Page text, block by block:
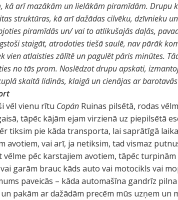
kā arī mazākām un lielākām piramīdām. Drupu
struktūras, kā arī dažādas cilvēku, dzīvnieku
piramīdās un/ vai to atlikušajās daļās,
staigāt, atrodoties tiešā saulē, nav pārāk
vien atlaisties zālītē un pagulēt pāris minūtes.
no tās prom. Noslēdzot drupu apskati,
skaitā lidinās, klaigā un cienājas ar
vēl vienu rītu Copán Ruinas pilsētā, rodas
tāpēc kājām ejam virzienā uz piepilsētā
tiksim pie kāda transporta, lai saprātīgā
avotiem, vai arī, ja netiksim, tad vismaz
pēc karstajiem avotiem, tāpēc
garām brauc kāds auto vai motocikls vai
paveicās – kāda automašīna gandrīz
pakām ar dažādām precēm mūs uzņem un